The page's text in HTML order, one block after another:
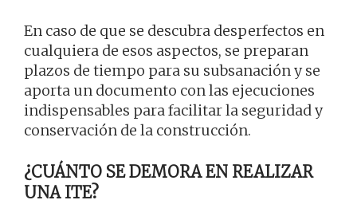
En caso de que se descubra desperfectos en
cualquiera de esos aspectos, se preparan
plazos de tiempo para su subsanación y se
aporta un documento con las ejecuciones
indispensables para facilitar la seguridad y
conservación de la construcción.
¿CUÁNTO SE DEMORA EN REALIZAR
UNA ITE?